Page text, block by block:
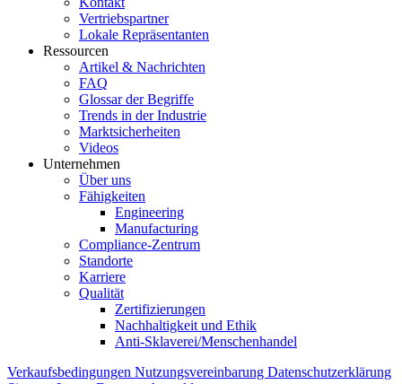
Vertriebspartner
Lokale Repräsentanten
Ressourcen
Artikel & Nachrichten
FAQ
Glossar der Begriffe
Trends in der Industrie
Marktsicherheiten
Videos
Unternehmen
Über uns
Fähigkeiten
Engineering
Manufacturing
Compliance-Zentrum
Standorte
Karriere
Qualität
Zertifizierungen
Nachhaltigkeit und Ethik
Anti-Sklaverei/Menschenhandel
Verkaufsbedingungen Nutzungsvereinbarung Datenschutzerklärung